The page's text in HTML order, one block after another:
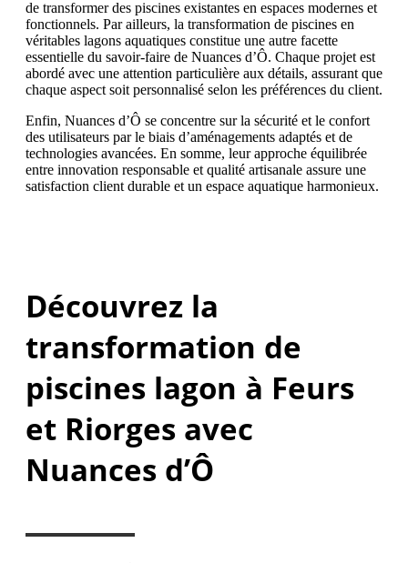
de transformer des piscines existantes en espaces modernes et
fonctionnels. Par ailleurs, la transformation de piscines en
véritables lagons aquatiques constitue une autre facette
essentielle du savoir-faire de Nuances d’Ô. Chaque projet est
abordé avec une attention particulière aux détails, assurant que
chaque aspect soit personnalisé selon les préférences du client.
Enfin, Nuances d’Ô se concentre sur la sécurité et le confort
des utilisateurs par le biais d’aménagements adaptés et de
technologies avancées. En somme, leur approche équilibrée
entre innovation responsable et qualité artisanale assure une
satisfaction client durable et un espace aquatique harmonieux.
Découvrez la
transformation de
piscines lagon à Feurs
et Riorges avec
Nuances d’Ô